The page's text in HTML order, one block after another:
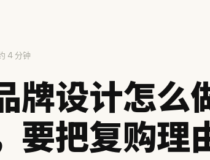
庭手写体
4 分钟
牌设计怎么
要把复购理